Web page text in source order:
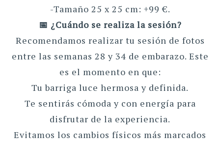
-Tamaño 25 x 25 cm: +99 €.
📅 ¿Cuándo se realiza la sesión?
Recomendamos realizar tu sesión de fotos
entre las semanas 28 y 34 de embarazo. Este
es el momento en que:
Tu barriga luce hermosa y definida.
Te sentirás cómoda y con energía para
disfrutar de la experiencia.
Evitamos los cambios físicos más marcados